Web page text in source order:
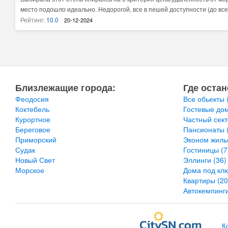
любым вопросом можно обратиться к хозяйке, поможет чем может.
что помогла нам с трансфером при отъезде. Посоветовала Дачу
Спасибо Светлане за тёплый приём!!!
место подошло идеально. Недорогой, все в пешей доступности (до
погулять). Территория прекрасная/ухоженная, уютная и чистая.
скучно. Вечером анимация. Для погулять можно доехать до Феодосии
Рейтинг: 10.0 20-12-2024
Близлежащие города:
Феодосия
Коктебель
Курортное
Береговое
Приморский
Судак
Новый Свет
Морское
Где
Все обьекты
Гостевые
Частный
Пансионаты
Эконом
Гостиницы
Эллинги (36)
Дома под
Квартиры